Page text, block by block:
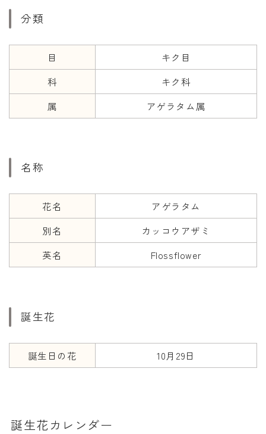
学年
子供のお祝い
長寿のお祝い
季節の工作
折り紙・切り紙
分類
目
キク目
科
キク科
属
アゲラタム属
名称
花名
アゲラタム
別名
カッコウアザミ
英名
Flossflower
誕生花
誕生日の花 10月29日
誕生花カレンダー